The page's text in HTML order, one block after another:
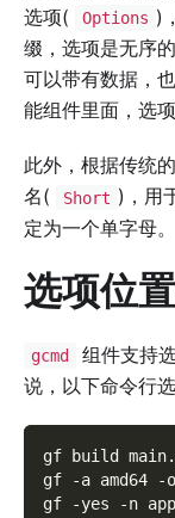
选项(
Options )
缀，选项是无序
可以带有数据，
能组件里面，选
此外，根据传统
名(
Short )，用
定为一个单字母。
选项位
gcmd
组件支持
说，以下命令行
gf build
gf
-a amd64 -o
gf
-yes -n